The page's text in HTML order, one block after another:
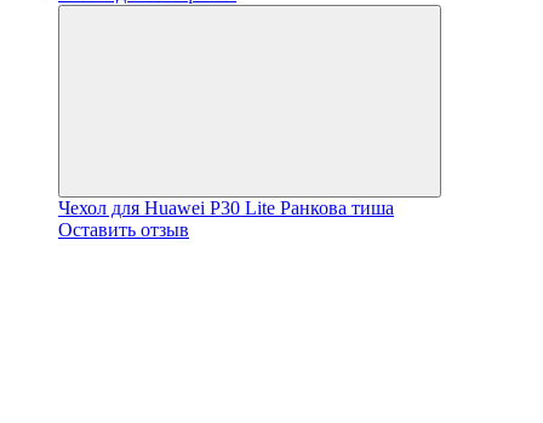
Чехол для Huawei P30 Lite Ранкова тиша
Оставить отзыв